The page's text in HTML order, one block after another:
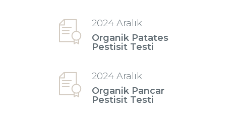
2024 Aralık
Organik Patates
Pestisit Testi
2024 Aralık
Organik Pancar
Pestisit Testi